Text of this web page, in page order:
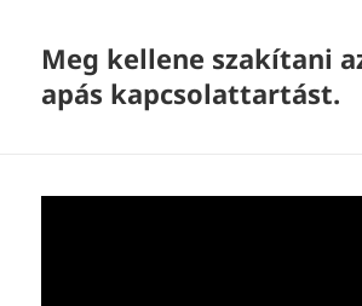
Meg kellene szakítani
apás kapcsolattartást.